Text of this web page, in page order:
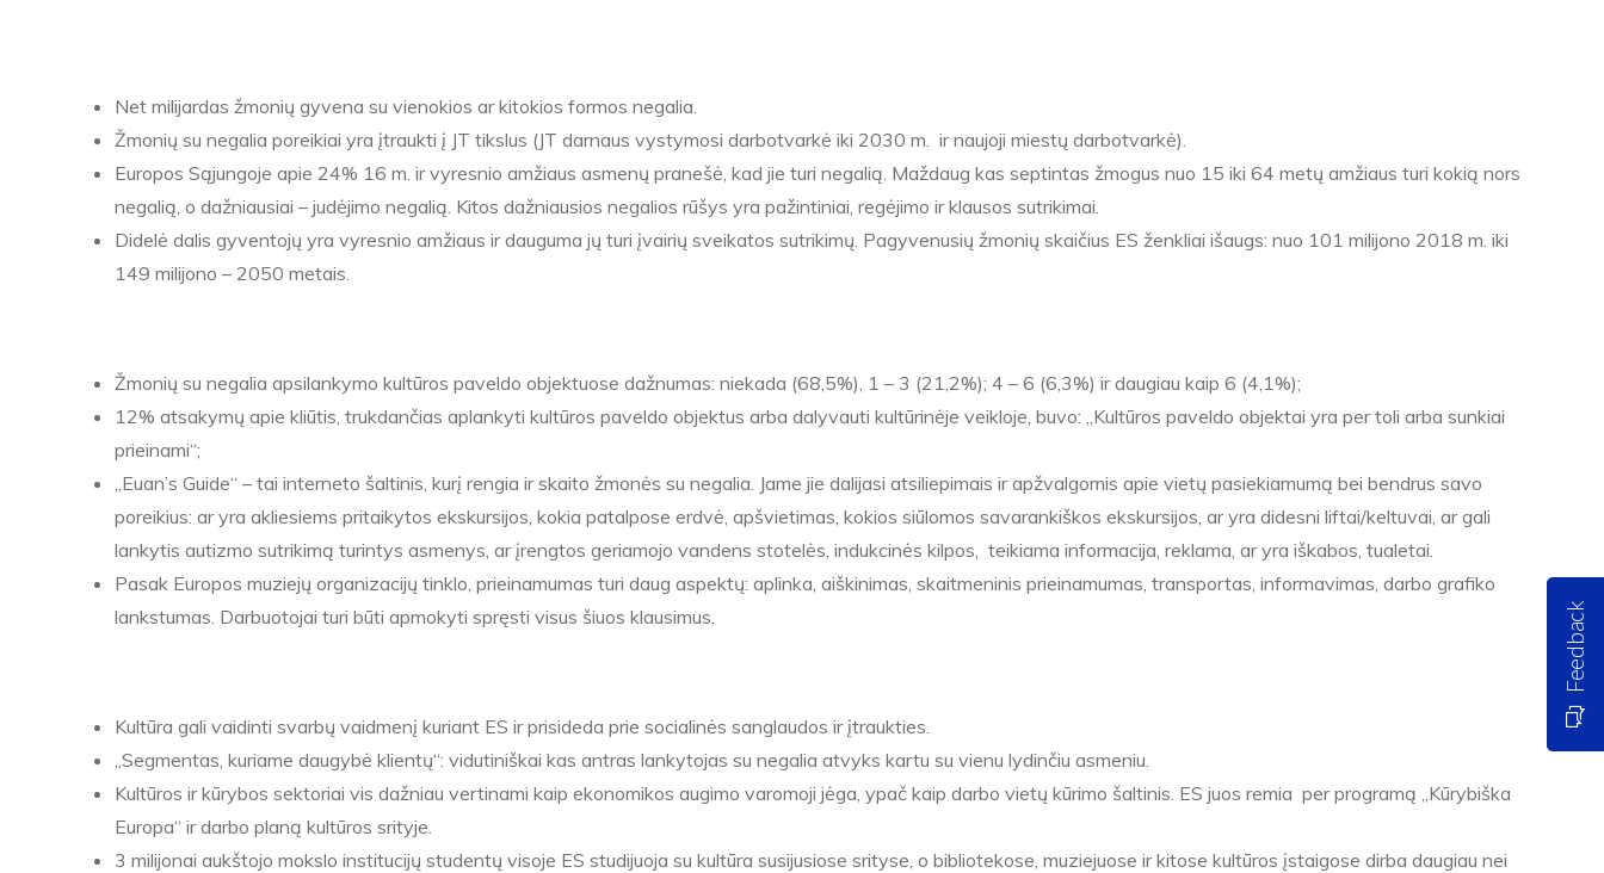
Net milijardas žmonių gyvena su vienokios ar kitokios formos negalia.
Žmonių su negalia poreikiai yra įtraukti į JT tikslus (JT darnaus vystymosi darbotvarkė iki 2030 m. ir naujoji miestų darbotvarkė).
Europos Sąjungoje apie 24% 16 m. ir vyresnio amžiaus asmenų pranešė, kad jie turi negalią. Maždaug kas septintas žmogus nuo 15 iki 64 metų amžiaus turi kokią nors
negalią, o dažniausiai – judėjimo negalią. Kitos dažniausios negalios rūšys yra pažintiniai, regėjimo ir klausos sutrikimai.
Didelė dalis gyventojų yra vyresnio amžiaus ir dauguma jų turi įvairių sveikatos sutrikimų. Pagyvenusių žmonių skaičius ES ženkliai išaugs: nuo 101 milijono 2018 m. iki
149 milijono – 2050 metais.
Žmonių su negalia apsilankymo kultūros paveldo objektuose dažnumas: niekada (68,5%), 1 – 3 (21,2%); 4 – 6 (6,3%) ir daugiau kaip 6 (4,1%);
12% atsakymų apie kliūtis, trukdančias aplankyti kultūros paveldo objektus arba dalyvauti kultūrinėje veikloje, buvo: „Kultūros paveldo objektai yra per toli arba sunkiai
prieinami“;
„Euan’s Guide“ – tai interneto šaltinis, kurį rengia ir skaito žmonės su negalia. Jame jie dalijasi atsiliepimais ir apžvalgomis apie vietų pasiekiamumą bei bendrus savo
poreikius: ar yra akliesiems pritaikytos ekskursijos, kokia patalpose erdvė, apšvietimas, kokios siūlomos savarankiškos ekskursijos, ar yra didesni liftai/keltuvai, ar gali
lankytis autizmo sutrikimą turintys asmenys, ar įrengtos geriamojo vandens stotelės, indukcinės kilpos, teikiama informacija, reklama, ar yra iškabos, tualetai.
Pasak Europos muziejų organizacijų tinklo, prieinamumas turi daug aspektų: aplinka, aiškinimas, skaitmeninis prieinamumas, transportas, informavimas, darbo grafiko
lankstumas. Darbuotojai turi būti apmokyti spręsti visus šiuos klausimus.
Kultūra gali vaidinti svarbų vaidmenį kuriant ES ir prisideda prie socialinės sanglaudos ir įtraukties.
„Segmentas, kuriame daugybė klientų“: vidutiniškai kas antras lankytojas su negalia atvyks kartu su vienu lydinčiu asmeniu.
Kultūros ir kūrybos sektoriai vis dažniau vertinami kaip ekonomikos augimo varomoji jėga, ypač kaip darbo vietų kūrimo šaltinis. ES juos remia per programą „Kūrybiška
Europa“ ir darbo planą kultūros srityje.
3 milijonai aukštojo mokslo institucijų studentų visoje ES studijuoja su kultūra susijusiose srityse, o bibliotekose, muziejuose ir kitose kultūros įstaigose dirba daugiau nei
Feedback